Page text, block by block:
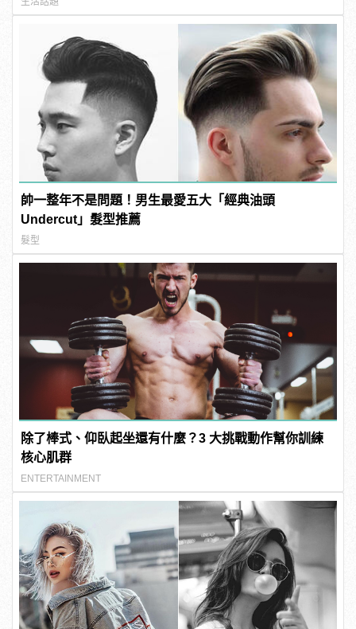
帥一整年不是問題！男生最愛五大「經典油頭
Undercut」髮型推薦
髮型
除了棒式、仰臥起坐還有什麼？3 大挑戰動作幫你訓練
核心肌群
ENTERTAINMENT